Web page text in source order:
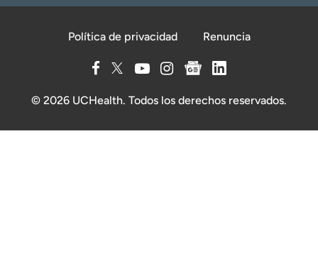
Política de privacidad Renuncia
© 2026 UCHealth. Todos los derechos reservados.